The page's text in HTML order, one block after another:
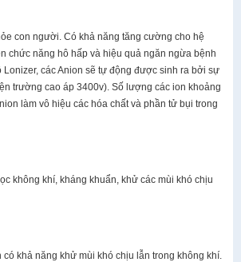
con người. Có khả năng tăng cường cho hệ
chức năng hô hấp và hiệu quả ngăn ngừa bệnh
Lonizer, các Anion sẽ tự động được sinh ra bởi sự
trường cao áp 3400v). Số lượng các ion khoảng
làm vô hiệu các hóa chất và phần tử bụi trong
không khí, kháng khuẩn, khử các mùi khó chịu
có khả năng khử mùi khó chịu lẫn trong không khí.